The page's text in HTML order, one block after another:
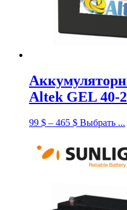
Altek GEL 40-
99 $ – 465 $ Выбрать ...